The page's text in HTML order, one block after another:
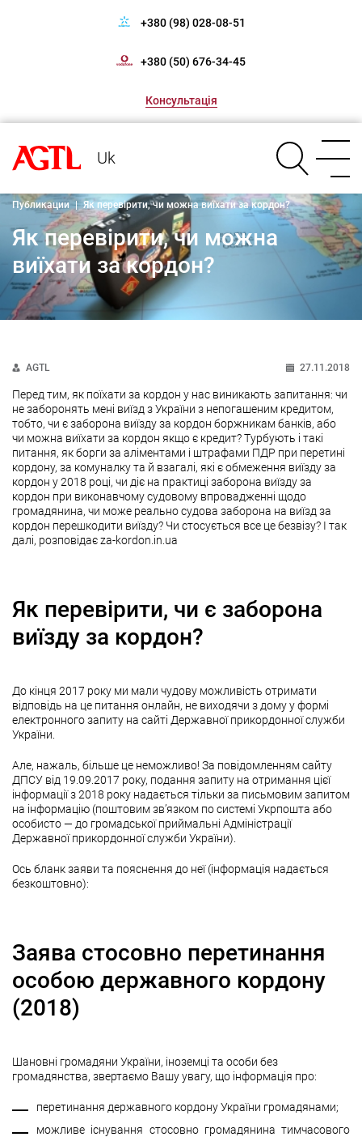
+380 (98) 028-08-51
+380 (50) 676-34-45
Консультація
Uk
Публикации | Як перевірити, чи можна виїхати за кордон?
Як перевірити, чи можна
виїхати за кордон?
AGTL 27.11.2018
Перед тим, як поїхати за кордон у нас виникають запитання: чи
не заборонять мені виїзд з України з непогашеним кредитом,
тобто, чи є заборона виїзду за кордон боржникам банків, або
чи можна виїхати за кордон якщо є кредит? Турбують і такі
питання, як борги за аліментами і штрафами ПДР при перетині
кордону, за комуналку та й взагалі, які є обмеження виїзду за
кордон у 2018 році, чи діє на практиці заборона виїзду за
кордон при виконавчому судовому впровадженні щодо
громадянина, чи може реально судова заборона на виїзд за
кордон перешкодити виїзду? Чи стосується все це безвізу? І так
далі, розповідає za-kordon.in.ua
Як перевірити, чи є заборона
виїзду за кордон?
До кінця 2017 року ми мали чудову можливість отримати
відповідь на це питання онлайн, не виходячи з дому у формі
електронного запиту на сайті Державної прикордонної служби
України.
Але, нажаль, більше це неможливо! За повідомленням сайту
ДПСУ від 19.09.2017 року, подання запиту на отримання цієї
інформації з 2018 року надається тільки за письмовим запитом
на інформацію (поштовим зв’язком по системі Укрпошта або
особисто — до громадської приймальні Адміністрації
Державної прикордонної служби України).
Ось бланк заяви та пояснення до неї (інформація надається
безкоштовно):
Заява стосовно перетинання
особою державного кордону
(2018)
Шановні громадяни України, іноземці та особи без
громадянства, звертаємо Вашу увагу, що інформація про:
перетинання державного кордону України громадянами;
можливе існування стосовно громадянина тимчасового